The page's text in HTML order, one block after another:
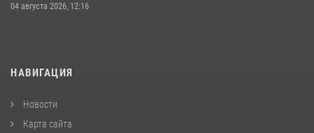
04 августа 2026, 12:16
НАВИГАЦИЯ
Новости
Карта сайта